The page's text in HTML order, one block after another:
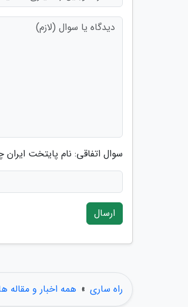
سوال اتفاقی: نام پایتخت
ارسال
راه ساری » همه اخبار و مقاله